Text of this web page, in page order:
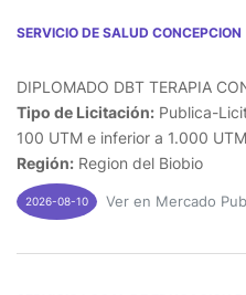
SERVICIO DE SALUD CONCEPCION
DIPLOMADO DBT TERAPIA
Tipo de Licitación: Publica-
100 UTM e inferior a 1.000
Región: Region del Biobio
2026-08-10 Ver en Mercado